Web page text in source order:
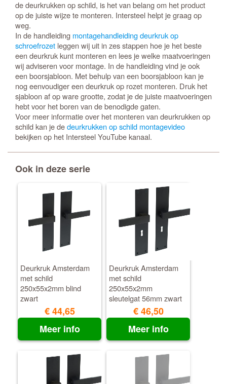
de deurkrukken op schild, is het van belang om het product
op de juiste wijze te monteren. Intersteel helpt je graag op
weg.
In de handleiding montagehandleiding deurkruk op
schroefrozet leggen wij uit in zes stappen hoe je het beste
een deurkruk kunt monteren en lees je welke maatvoeringen
wij adviseren voor montage. In de handleiding vind je ook
een boorsjabloon. Met behulp van een boorsjabloon kan je
nog eenvoudiger een deurkruk op rozet monteren. Druk het
sjabloon af op ware grootte, zodat je de juiste maatvoeringen
hebt voor het boren van de benodigde gaten.
Voor meer informatie over het monteren van deurkrukken op
schild kan je dedeurkrukken op schild montagevideo
bekijken op het Intersteel YouTube kanaal.
Ook in deze serie
Deurkruk Amsterdam
met schild
250x55x2mm blind
zwart
€ 44,65
Meer info
Deurkruk Amsterdam
met schild
250x55x2mm
sleutelgat 56mm zwart
€ 46,50
Meer info